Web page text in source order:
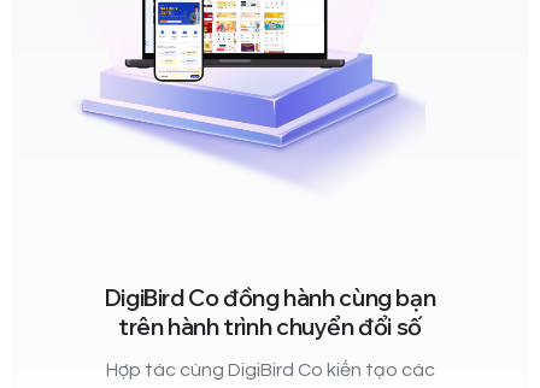
DigiBird Co đồng hành cùng bạn
trên hành trình chuyển đổi số
Hợp tác cùng DigiBird Co kiến tạo các